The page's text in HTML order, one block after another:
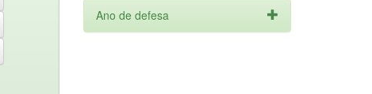
Ano de defesa